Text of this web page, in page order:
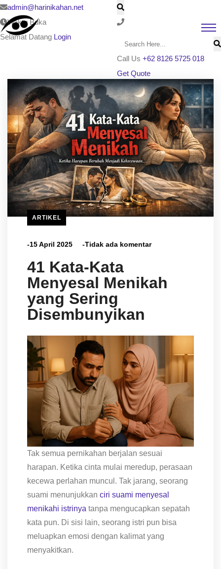
admin@harinikahan.net
Waktu Buka
Selamat Datang Login
Call Us +62 8126 5725 018
Get Quote
ARTIKEL
-15 April 2025 -Tidak ada komentar
41 Kata-Kata
Menyesal Menikah
yang Sering
Disembunyikan
Tak semua pernikahan berjalan sesuai
harapan. Ketika cinta mulai meredup, perasaan
kecewa perlahan muncul. Tak jarang, seorang
suami menunjukkan ciri suami menyesal
menikahi istrinya tanpa mengucapkan sepatah
kata pun. Di sisi lain, seorang istri pun bisa
meluapkan emosi dengan kalimat yang
menyakitkan.